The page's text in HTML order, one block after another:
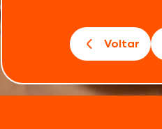
Voltar